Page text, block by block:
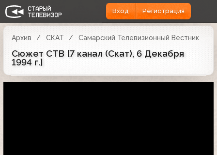
Вход Регистрация
Архив СКАТ Самарский Телевизионный Вестник
Сюжет СТВ [7 канал (Скат), 6 Декабря
1994 г.]